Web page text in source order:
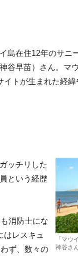
島在住12年のサニ
谷早苗）さん。マ
トが生まれた経
「マウ
神谷さ
ッチリした
という経歴
消防士にな
レスキュ
ず、数々の